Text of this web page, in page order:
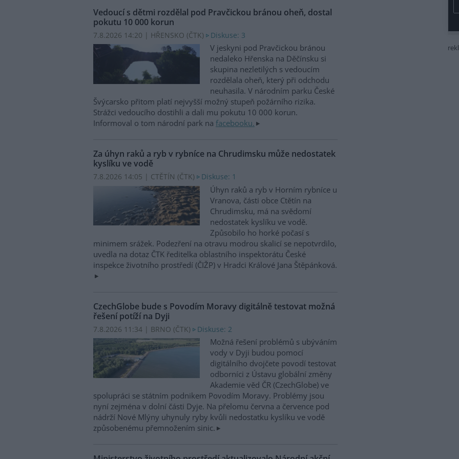
Vedoucí s dětmi rozdělal pod Pravčickou bránou oheň, dostal
pokutu 10 000 korun
7.8.2026 14:20 | HŘENSKO (ČTK) Diskuse: 3
V jeskyni pod Pravčickou bránou
nedaleko Hřenska na Děčínsku si
skupina nezletilých s vedoucím
rozdělala oheň, který při odchodu
neuhasila. V národním parku České
Švýcarsko přitom platí nejvyšší možný stupeň požárního rizika.
Strážci vedoucího dostihli a dali mu pokutu 10 000 korun.
Informoval o tom národní park na facebooku.
Za úhyn raků a ryb v rybníce na Chrudimsku může nedostatek
kyslíku ve vodě
7.8.2026 14:05 | CTĚTÍN (ČTK) Diskuse: 1
Úhyn raků a ryb v Horním rybníce u
Vranova, části obce Ctětín na
Chrudimsku, má na svědomí
nedostatek kyslíku ve vodě.
Způsobilo ho horké počasí s
minimem srážek. Podezření na otravu modrou skalicí se nepotvrdilo,
uvedla na dotaz ČTK ředitelka oblastního inspektorátu České
inspekce životního prostředí (ČIŽP) v Hradci Králové Jana Štěpánková.
CzechGlobe bude s Povodím Moravy digitálně testovat možná
řešení potíží na Dyji
7.8.2026 11:34 | BRNO (ČTK) Diskuse: 2
Možná řešení problémů s ubýváním
vody v Dyji budou pomocí
digitálního dvojčete povodí testovat
odborníci z Ústavu globální změny
Akademie věd ČR (CzechGlobe) ve
spolupráci se státním podnikem Povodím Moravy. Problémy jsou
nyní zejména v dolní části Dyje. Na přelomu června a července pod
nádrží Nové Mlýny uhynuly ryby kvůli nedostatku kyslíku ve vodě
způsobenému přemnožením sinic.